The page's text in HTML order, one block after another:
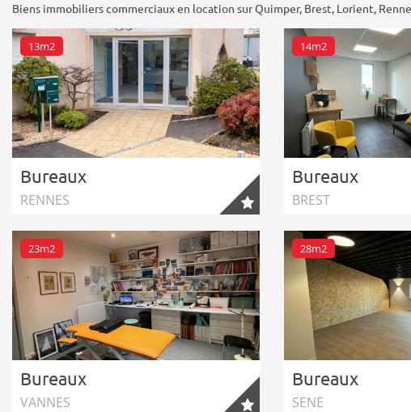
Biens immobiliers commerciaux en location surQuimper, Brest, Lorient,
13m2
Bureaux
RENNES
14m2
Bureaux
BREST
23m2
Bureaux
VANNES
28m2
Bureaux
SENE